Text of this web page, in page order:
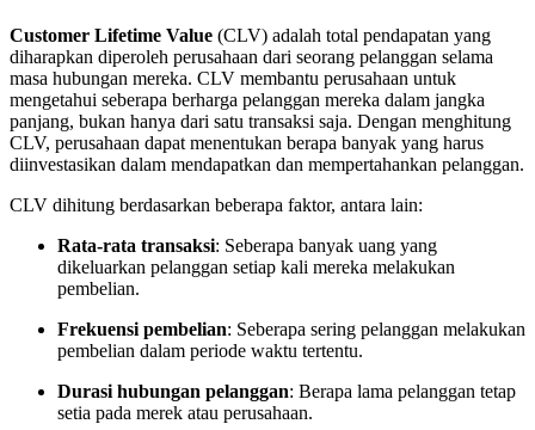
Customer Lifetime Value (CLV) adalah total pendapatan yang
diharapkan diperoleh perusahaan dari seorang pelanggan selama
masa hubungan mereka. CLV membantu perusahaan untuk
mengetahui seberapa berharga pelanggan mereka dalam jangka
panjang, bukan hanya dari satu transaksi saja. Dengan menghitung
CLV, perusahaan dapat menentukan berapa banyak yang harus
diinvestasikan dalam mendapatkan dan mempertahankan pelanggan.
CLV dihitung berdasarkan beberapa faktor, antara lain:
Rata-rata transaksi: Seberapa banyak uang yang
dikeluarkan pelanggan setiap kali mereka melakukan
pembelian.
Frekuensi pembelian: Seberapa sering pelanggan melakukan
pembelian dalam periode waktu tertentu.
Durasi hubungan pelanggan: Berapa lama pelanggan tetap
setia pada merek atau perusahaan.